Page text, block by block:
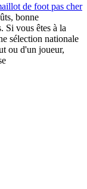
de foot pas cher
bonne
Si vous êtes à la
sélection nationale
ou d'un joueur,